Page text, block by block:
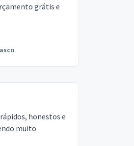
grátis e
honestos e
muito